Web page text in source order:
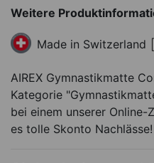
Weitere
Made in Switzerland
AIREX Gymnastikmatte
Kategorie
bei einem unserer Online-
es tolle Skonto Nachlässe!